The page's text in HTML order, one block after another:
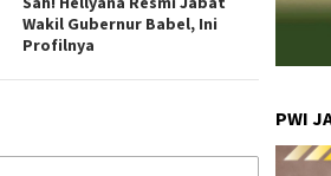
Wakil Gubernur Babel, Ini
Profilnya
PWI